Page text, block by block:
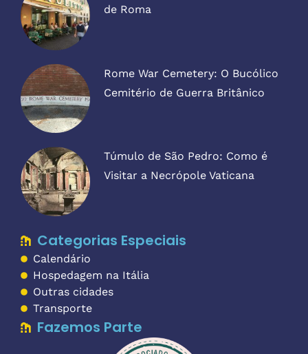
de Roma
Rome War Cemetery: O Bucólico
Cemitério de Guerra Britânico
Túmulo de São Pedro: Como é
Visitar a Necrópole Vaticana
Categorias Especiais
Calendário
Hospedagem na Itália
Outras cidades
Transporte
Fazemos Parte